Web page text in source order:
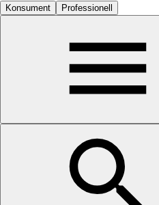
Konsument Professionell